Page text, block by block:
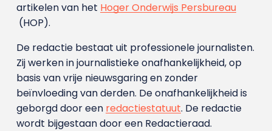
artikelen van het Hoger Onderwijs Persbureau
(HOP).
De redactie bestaat uit professionele journalisten.
Zij werken in journalistieke onafhankelijkheid, op
basis van vrije nieuwsgaring en zonder
beïnvloeding van derden. De onafhankelijkheid is
geborgd door een redactiestatuut. De redactie
wordt bijgestaan door een Redactieraad.